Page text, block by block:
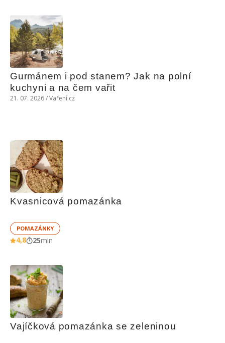
Gurmánem i pod stanem? Jak na polní
kuchyni a na čem vařit
21. 07. 2026 / Vaření.cz
Kvasnicová pomazánka
POMAZÁNKY
4,8 25min
Vajíčková pomazánka se zeleninou